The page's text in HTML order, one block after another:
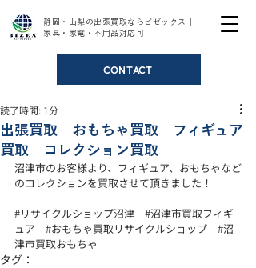
静岡・山梨の出張買取ならビゼックス｜
家具・家電・不用品対応可
CONTACT
出張買取 おもちゃ買取 フィギュア
買取 コレクション買取
読了時間: 1分
沼津市のお客様より、フィギュア、おもちゃなど
のコレクションを買取させて頂きました！
#リサイクルショップ沼津
#沼津市買取フィギ
ュア
#おもちゃ買取リサイクルショップ
#沼
津市買取おもちゃ
タグ：